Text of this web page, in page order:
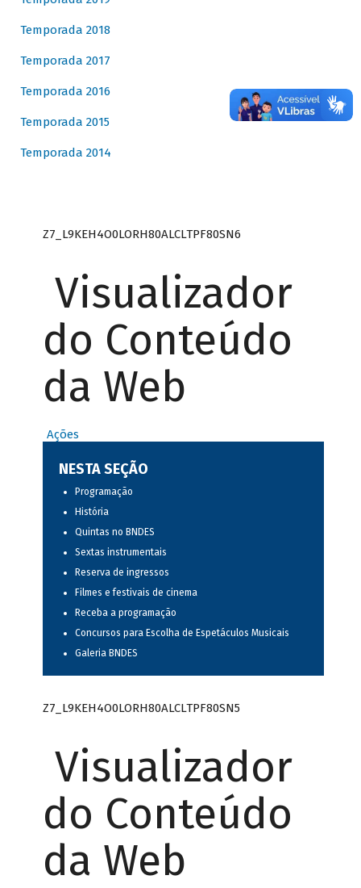
Temporada 2018
Temporada 2017
Temporada 2016
Temporada 2015
Temporada 2014
Z7_L9KEH4O0LORH80ALCLTPF80SN6
Visualizador
do Conteúdo
da Web
Ações
NESTA SEÇÃO
Programação
História
Quintas no BNDES
Sextas instrumentais
Reserva de ingressos
Filmes e festivais de cinema
Receba a programação
Concursos para Escolha de Espetáculos Musicais
Galeria BNDES
Z7_L9KEH4O0LORH80ALCLTPF80SN5
Visualizador
do Conteúdo
da Web